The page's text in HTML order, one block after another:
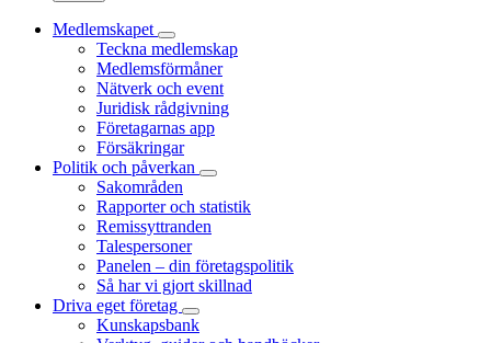
Medlemskapet
Teckna medlemskap
Medlemsförmåner
Nätverk och event
Juridisk rådgivning
Företagarnas app
Försäkringar
Politik och påverkan
Sakområden
Rapporter och statistik
Remissyttranden
Talespersoner
Panelen – din företagspolitik
Så har vi gjort skillnad
Driva eget företag
Kunskapsbank